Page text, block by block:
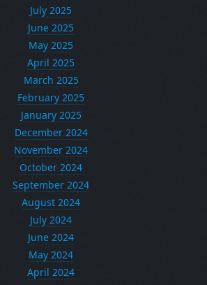
July 2025
June 2025
May 2025
April 2025
March 2025
February 2025
January 2025
December 2024
November 2024
October 2024
September 2024
August 2024
July 2024
June 2024
May 2024
April 2024